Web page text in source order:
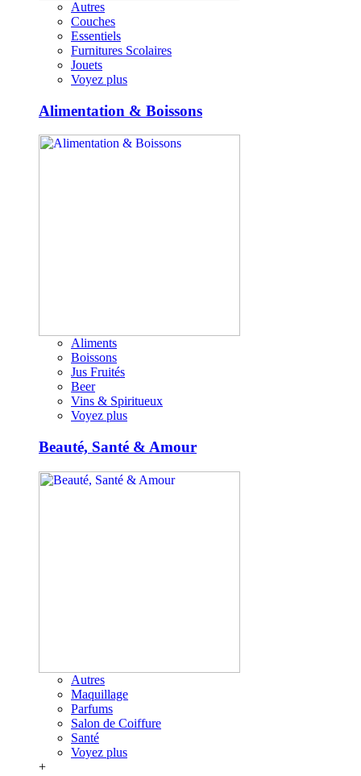
Autres
Couches
Essentiels
Furnitures Scolaires
Jouets
Voyez plus
Alimentation & Boissons
Aliments
Boissons
Jus Fruités
Beer
Vins & Spiritueux
Voyez plus
Beauté, Santé & Amour
Autres
Maquillage
Parfums
Salon de Coiffure
Santé
Voyez plus
+